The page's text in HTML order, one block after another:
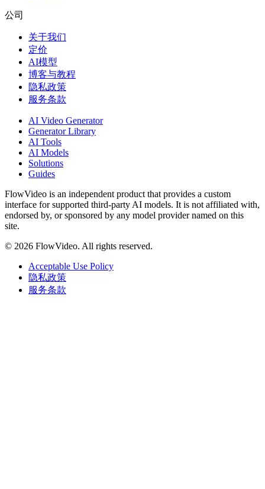
公司
关于我们
定价
AI模型
博客与教程
隐私政策
服务条款
AI Video Generator
Generator Library
AI Tools
AI Models
Solutions
Guides
FlowVideo is an independent product that provides a custom
interface for supported third-party AI models. It is not affiliated with,
endorsed by, or sponsored by any model provider named on this
site.
© 2026 FlowVideo. All rights reserved.
Acceptable Use Policy
隐私政策
服务条款